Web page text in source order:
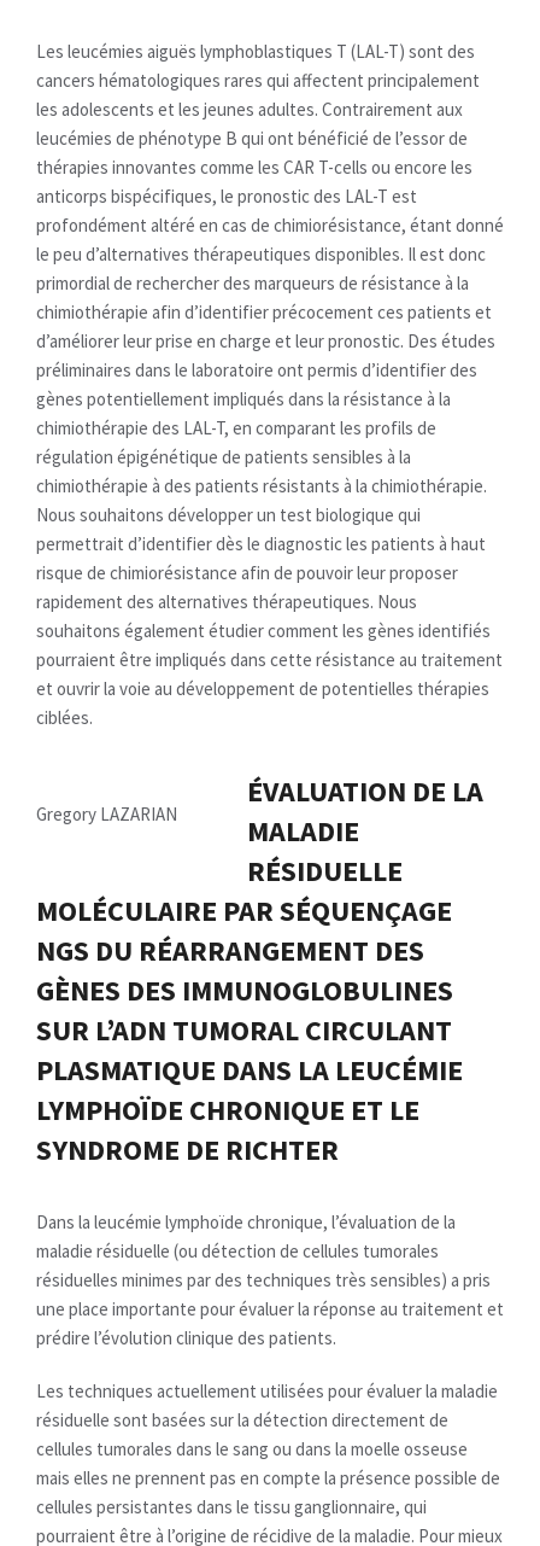
Les leucémies aiguës lymphoblastiques T (LAL-T) sont des
cancers hématologiques rares qui affectent principalement
les adolescents et les jeunes adultes. Contrairement aux
leucémies de phénotype B qui ont bénéficié de l’essor de
thérapies innovantes comme les CAR T-cells ou encore les
anticorps bispécifiques, le pronostic des LAL-T est
profondément altéré en cas de chimiorésistance, étant donné
le peu d’alternatives thérapeutiques disponibles. Il est donc
primordial de rechercher des marqueurs de résistance à la
chimiothérapie afin d’identifier précocement ces patients et
d’améliorer leur prise en charge et leur pronostic. Des études
préliminaires dans le laboratoire ont permis d’identifier des
gènes potentiellement impliqués dans la résistance à la
chimiothérapie des LAL-T, en comparant les profils de
régulation épigénétique de patients sensibles à la
chimiothérapie à des patients résistants à la chimiothérapie.
Nous souhaitons développer un test biologique qui
permettrait d’identifier dès le diagnostic les patients à haut
risque de chimiorésistance afin de pouvoir leur proposer
rapidement des alternatives thérapeutiques. Nous
souhaitons également étudier comment les gènes identifiés
pourraient être impliqués dans cette résistance au traitement
et ouvrir la voie au développement de potentielles thérapies
ciblées.
Gregory LAZARIAN
ÉVALUATION DE LA
MALADIE
RÉSIDUELLE
MOLÉCULAIRE PAR SÉQUENÇAGE
NGS DU RÉARRANGEMENT DES
GÈNES DES IMMUNOGLOBULINES
SUR L’ADN TUMORAL CIRCULANT
PLASMATIQUE DANS LA LEUCÉMIE
LYMPHOÏDE CHRONIQUE ET LE
SYNDROME DE RICHTER
Dans la leucémie lymphoïde chronique, l’évaluation de la
maladie résiduelle (ou détection de cellules tumorales
résiduelles minimes par des techniques très sensibles) a pris
une place importante pour évaluer la réponse au traitement et
prédire l’évolution clinique des patients.
Les techniques actuellement utilisées pour évaluer la maladie
résiduelle sont basées sur la détection directement de
cellules tumorales dans le sang ou dans la moelle osseuse
mais elles ne prennent pas en compte la présence possible de
cellules persistantes dans le tissu ganglionnaire, qui
pourraient être à l’origine de récidive de la maladie. Pour mieux